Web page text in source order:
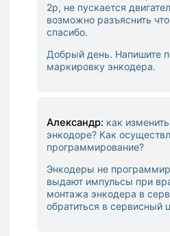
2p, не пускается
возможно разъяснить
спасибо.
Добрый день. Напишите
маркировку энкодера.
Александр: как
энкодоре? Как
программирование?
Энкодеры не
выдают импульсы при
монтажа энкодера в
обратиться в сервисный